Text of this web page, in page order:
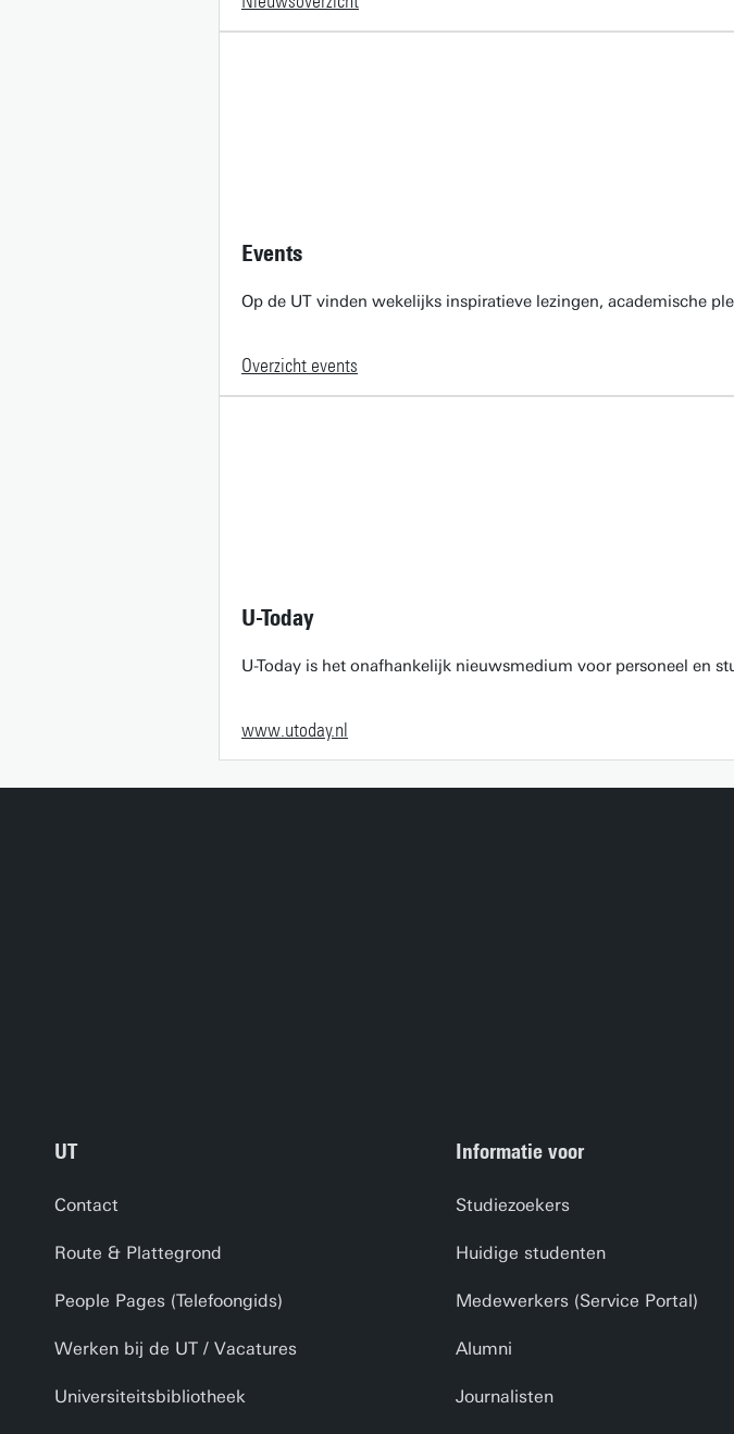
Events
Op de UT vinden wekelijks inspiratieve lezingen, academische
Overzicht events
U-Today
U-Today is het onafhankelijk nieuwsmedium voor personeel en
www.utoday.nl
UT
Contact
Route & Plattegrond
People Pages (Telefoongids)
Werken bij de UT / Vacatures
Universiteitsbibliotheek
Informatie voor
Studiezoekers
Huidige studenten
Medewerkers (Service Portal)
Alumni
Journalisten